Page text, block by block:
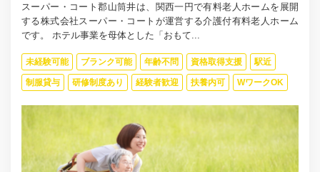
スーパー・コート郡山筒井は、関西一円で有料老人ホームを展開
する株式会社スーパー・コートが運営する介護付有料老人ホーム
です。 ホテル事業を母体とした「おもて...
未経験可能 ブランク可能 年齢不問 資格取得支援 駅近
制服貸与 研修制度あり 経験者歓迎 扶養内可 WワークOK